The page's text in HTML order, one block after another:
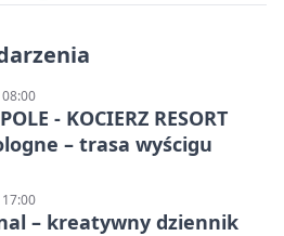
- KOCIERZ RESORT
– trasa wyścigu
– kreatywny dziennik